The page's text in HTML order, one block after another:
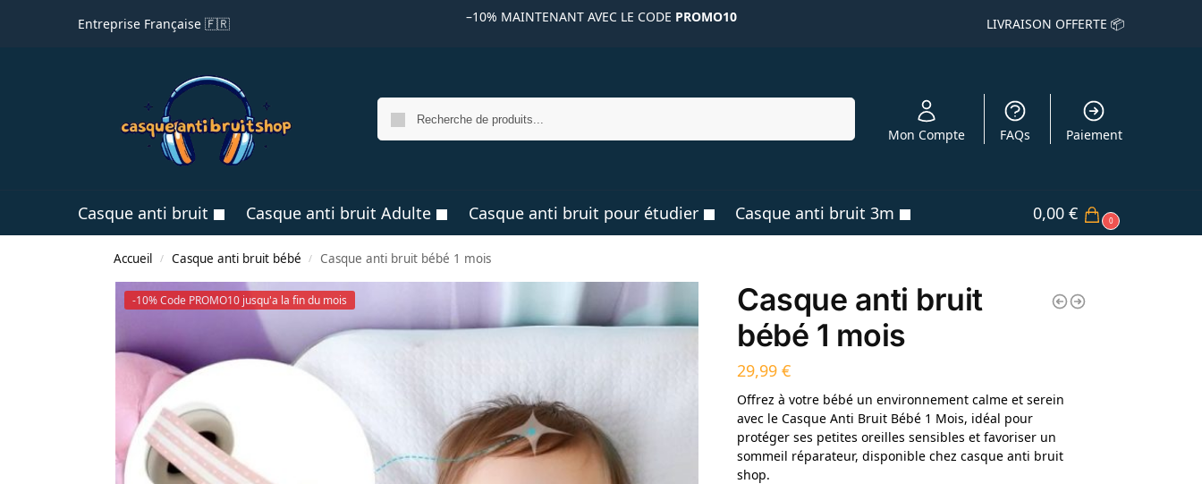
Entreprise Française 🇫🇷 –10% MAINTENANT AVEC LE CODE PROMO10 LIVRAISON OFFERTE 📦
Mon Compte FAQs Paiement
Casque anti bruit Casque anti bruit Adulte Casque anti bruit pour étudier Casque anti bruit 3m 0,00 € 0
Accueil / Casque anti bruit bébé / Casque anti bruit bébé 1 mois
-10% Code PROMO10 jusqu'a la fin du mois
Casque anti bruit
bébé 1 mois
29,99€
Offrez à votre bébé un environnement calme et serein
avec le Casque Anti Bruit Bébé 1 Mois, idéal pour
protéger ses petites oreilles sensibles et favoriser un
sommeil réparateur, disponible chez casque anti bruit
shop.